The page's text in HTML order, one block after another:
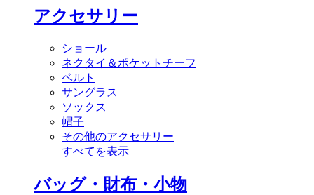
アクセサリー
ショール
ネクタイ＆ポケットチーフ
ベルト
サングラス
ソックス
帽子
その他のアクセサリー
すべてを表示
バッグ・財布・小物